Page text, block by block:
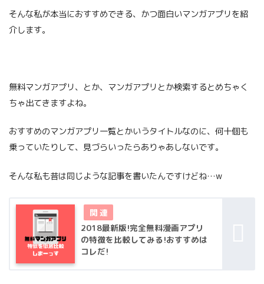
そんな私が本当におすすめできる、かつ面白いマンガアプリを紹
介します。
無料マンガアプリ、とか、マンガアプリとか検索するとめちゃく
ちゃ出てきますよね。
おすすめのマンガアプリ一覧とかいうタイトルなのに、何十個も
乗っていたりして、見づらいったらありゃあしないです。
そんな私も昔は同じような記事を書いたんですけどね…w
2018最新版!完全無料漫画アプリ
の特徴を比較してみる!おすすめは
コレだ!